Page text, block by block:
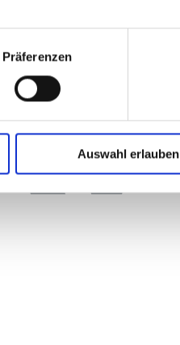
Präferenzen
Auswahl erlauben